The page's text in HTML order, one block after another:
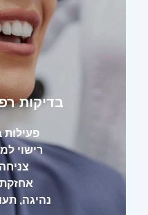
בדיקות
פעילות
רישוי
אחזקת
נהיגה,